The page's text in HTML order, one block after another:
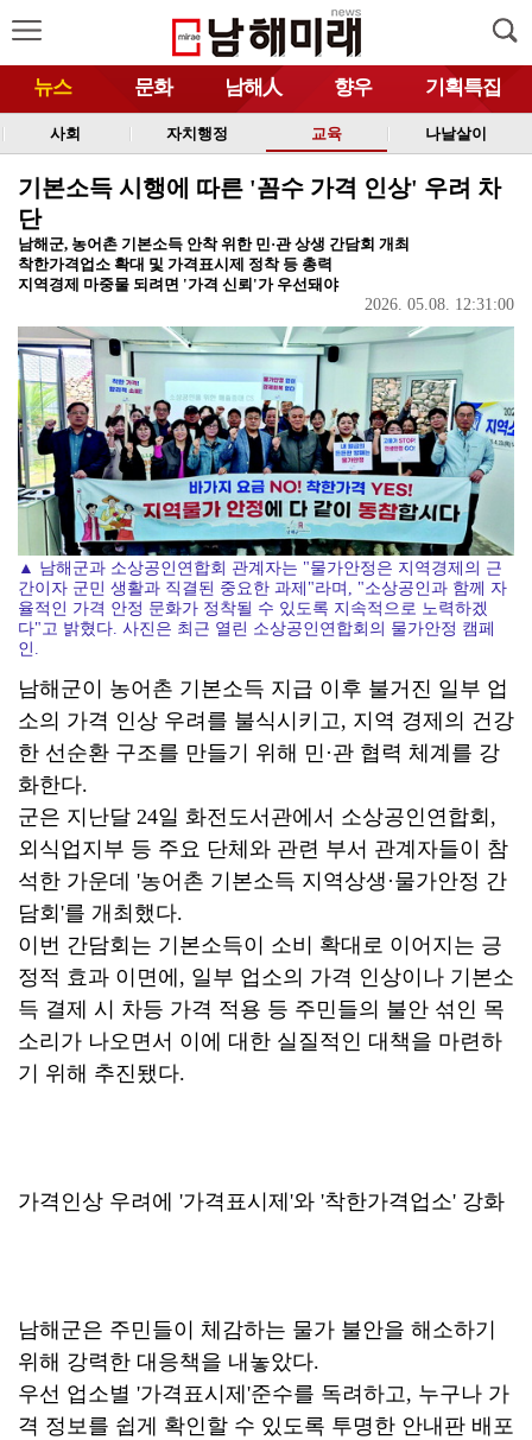
뉴스 문화 남해人 향우 기획특집
사회 자치행정 교육 나날살이
기본소득 시행에 따른 '꼼수 가격 인상' 우려 차
단
남해군, 농어촌 기본소득 안착 위한 민·관 상생 간담회 개최
착한가격업소 확대 및 가격표시제 정착 등 총력
지역경제 마중물 되려면 '가격 신뢰'가 우선돼야
2026. 05.08. 12:31:00
▲ 남해군과 소상공인연합회 관계자는 "물가안정은 지역경제의 근
간이자 군민 생활과 직결된 중요한 과제"라며, "소상공인과 함께 자
율적인 가격 안정 문화가 정착될 수 있도록 지속적으로 노력하겠
다"고 밝혔다. 사진은 최근 열린 소상공인연합회의 물가안정 캠페
인.
남해군이 농어촌 기본소득 지급 이후 불거진 일부 업
소의 가격 인상 우려를 불식시키고, 지역 경제의 건강
한 선순환 구조를 만들기 위해 민·관 협력 체계를 강
화한다.
군은 지난달 24일 화전도서관에서 소상공인연합회,
외식업지부 등 주요 단체와 관련 부서 관계자들이 참
석한 가운데 '농어촌 기본소득 지역상생·물가안정 간
담회'를 개최했다.
이번 간담회는 기본소득이 소비 확대로 이어지는 긍
정적 효과 이면에, 일부 업소의 가격 인상이나 기본소
득 결제 시 차등 가격 적용 등 주민들의 불안 섞인 목
소리가 나오면서 이에 대한 실질적인 대책을 마련하
기 위해 추진됐다.
가격인상 우려에 '가격표시제'와 '착한가격업소' 강화
남해군은 주민들이 체감하는 물가 불안을 해소하기
위해 강력한 대응책을 내놓았다.
우선 업소별 '가격표시제'준수를 독려하고, 누구나 가
격 정보를 쉽게 확인할 수 있도록 투명한 안내판 배포